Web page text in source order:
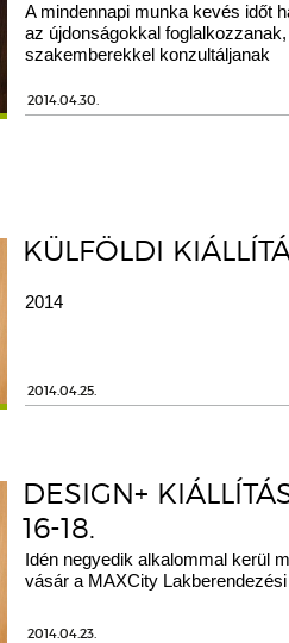
A mindennapi munka kevés időt
az újdonságokkal
szakemberekkel konzultáljanak
2014.04.30.
KÜLFÖLDI
2014
2014.04.25.
DESIGN+
16-18.
Idén negyedik alkalommal kerül
vásár a MAXCity
2014.04.23.